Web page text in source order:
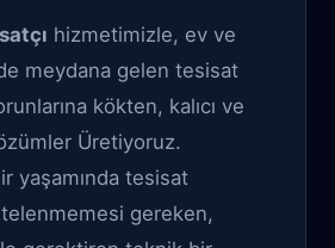
hizmetimizle, ev ve
meydana gelen tesisat
kökten, kalıcı ve
Üretiyoruz.
yaşamında tesisat
gereken,